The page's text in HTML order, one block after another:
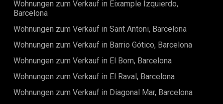
Stadt mit verschiedenen Bus- und U-Bahnlinien zu
erreichen.
Wohnungen zum Verkauf in Eixample Izquierdo,
Barcelona
Wohnungen zum Verkauf in Sant Antoni, Barcelona
Wohnungen zum Verkauf in Barrio Gótico, Barcelona
Wohnungen zum Verkauf in El Born, Barcelona
Wohnungen zum Verkauf in El Raval, Barcelona
Wohnungen zum Verkauf in Diagonal Mar, Barcelona